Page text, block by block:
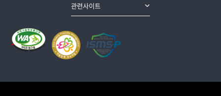
관련사이트